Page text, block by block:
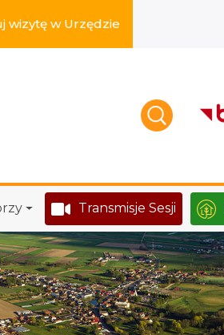
wizytę w Urzędzie
Transmisje Sesji